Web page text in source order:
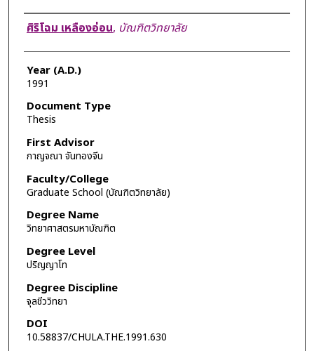
Author
ศิริโฉม เหลืองอ่อน, บัณฑิตวิทยาลัย
Year (A.D.)
1991
Document Type
Thesis
First Advisor
กาญจณา จันทองจีน
Faculty/College
Graduate School (บัณฑิตวิทยาลัย)
Degree Name
วิทยาศาสตรมหาบัณฑิต
Degree Level
ปริญญาโท
Degree Discipline
จุลชีววิทยา
DOI
10.58837/CHULA.THE.1991.630